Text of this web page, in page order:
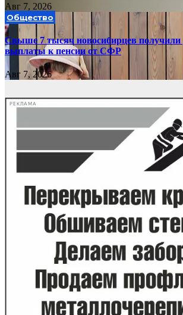
Авг 7, 2026
Общество
Свыше 7 тысяч новосибирцев получили
выплаты к пенсии от СФР
Авг 7, 2026
РЕКЛАМА